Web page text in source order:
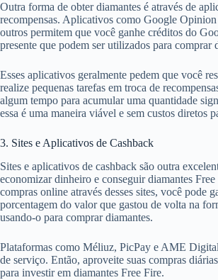
Outra forma de obter diamantes é através de
recompensas. Aplicativos como Google
outros permitem que você ganhe créditos do
presente que podem ser utilizados para comprar
Esses aplicativos geralmente pedem que você
realize pequenas tarefas em troca de
algum tempo para acumular uma quantidade
essa é uma maneira viável e sem custos diretos
3. Sites e Aplicativos de Cashback
Sites e aplicativos de cashback são outra
economizar dinheiro e conseguir diamantes
compras online através desses sites, você pode
porcentagem do valor que gastou de volta na
usando-o para comprar diamantes.
Plataformas como Méliuz, PicPay e AME
de serviço. Então, aproveite suas compras
para investir em diamantes Free Fire.